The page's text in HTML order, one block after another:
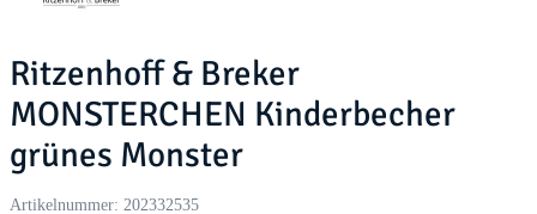
Ritzenhoff & Breker
MONSTERCHEN Kinderbecher
grünes Monster
Artikelnummer: 202332535